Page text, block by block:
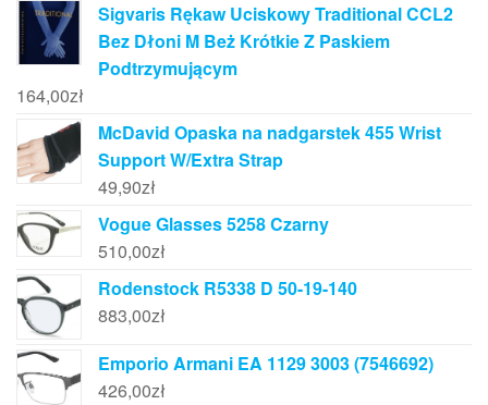
Sigvaris Rękaw Uciskowy Traditional CCL2
Bez Dłoni M Beż Krótkie Z Paskiem
Podtrzymującym
164,00zł
McDavid Opaska na nadgarstek 455 Wrist
Support W/Extra Strap
49,90zł
Vogue Glasses 5258 Czarny
510,00zł
Rodenstock R5338 D 50-19-140
883,00zł
Emporio Armani EA 1129 3003 (7546692)
426,00zł